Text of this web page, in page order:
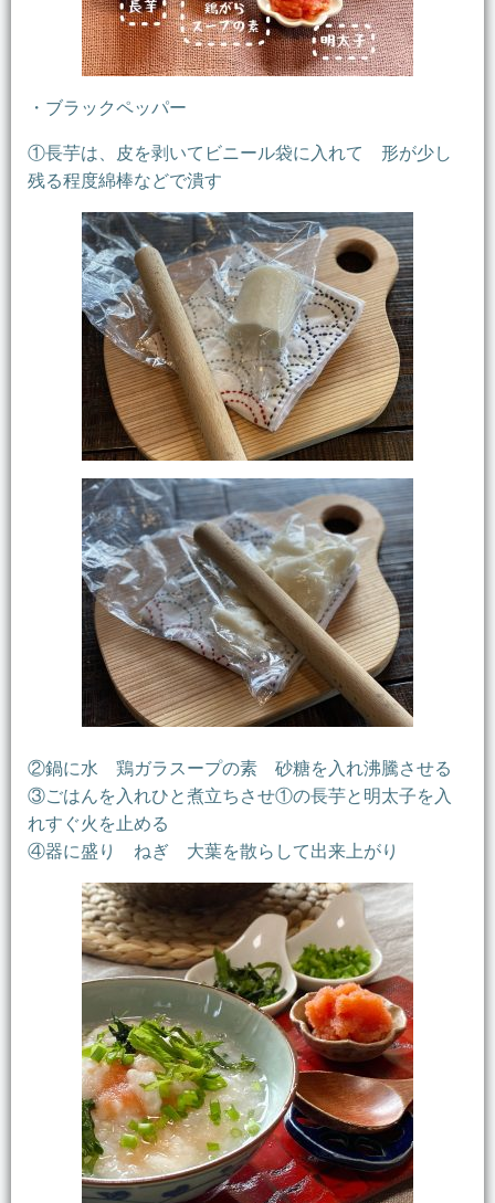
・ブラックペッパー
①長芋は、皮を剥いてビニール袋に入れて 形が少し
残る程度綿棒などで潰す
②鍋に水 鶏ガラスープの素 砂糖を入れ沸騰させる
③ごはんを入れひと煮立ちさせ①の長芋と明太子を入
れすぐ火を止める
④器に盛り ねぎ 大葉を散らして出来上がり